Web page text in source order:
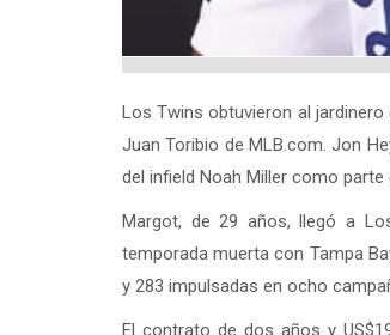
Los Twins obtuvieron al jardinero
Juan Toribio de MLB.com. Jon
del infield Noah Miller como
Margot, de 29 años, llegó a
temporada muerta con Tampa
y 283 impulsadas en ocho
El contrato de dos años y